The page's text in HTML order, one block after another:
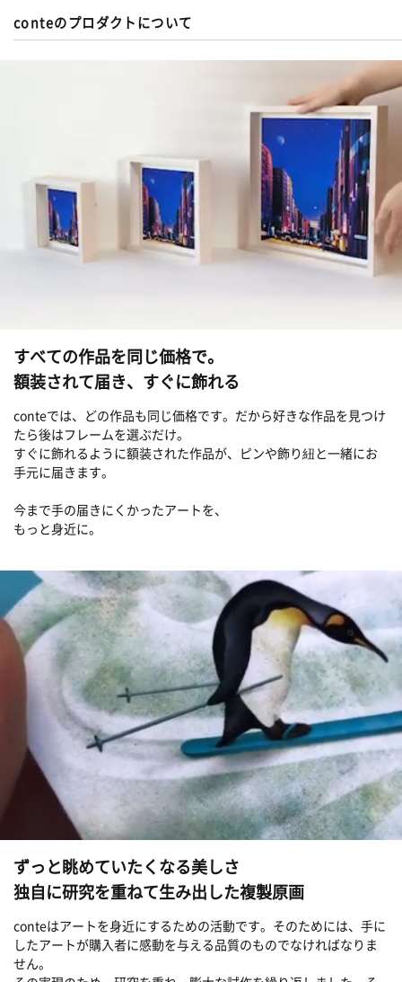
conteのプロダクトについて
すべての作品を同じ価格で。
額装されて届き、すぐに飾れる
conteでは、どの作品も同じ価格です。だから好きな作品を見つけ
たら後はフレームを選ぶだけ。
すぐに飾れるように額装された作品が、ピンや飾り紐と一緒にお
手元に届きます。
今まで手の届きにくかったアートを、
もっと身近に。
ずっと眺めていたくなる美しさ
独自に研究を重ねて生み出した複製原画
conteはアートを身近にするための活動です。そのためには、手に
したアートが購入者に感動を与える品質のものでなければなりま
せん。